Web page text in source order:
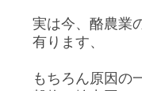
実は今、酪農業
有ります、
もちろん原因の